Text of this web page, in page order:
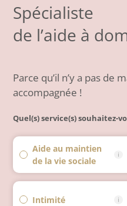
Spécialiste
de l’aide à
Parce qu’il n’y a pas de
accompagnée !
Quel(s) service(s) souhaitez-
Aide au maintien
de la vie sociale
Intimité